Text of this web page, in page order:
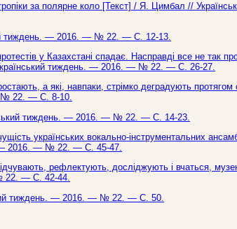
тропіки за полярне коло [Текст] / Я. Цимбал //
тиждень. — 2016. — № 22. — С. 12-13.
у Казахстані спадає. Насправді все не так
тиждень. — 2016. — № 22. — С. 26-27.
а які, навпаки, стрімко деградують протягом
№ 22. — С. 8-10.
тиждень. — 2016. — № 22. — С. 14-23.
українських вокально-інструментальних
— 2016. — № 22. — С. 45-47.
рефлектують, досліджують і вчаться,
22. — С. 42-44.
тиждень. — 2016. — № 22. — С. 50.